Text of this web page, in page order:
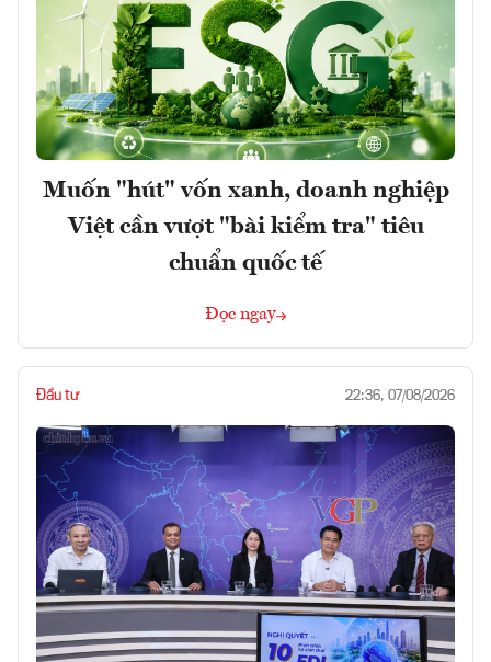
Muốn "hút" vốn xanh, doanh nghiệp
Việt cần vượt "bài kiểm tra" tiêu
chuẩn quốc tế
Đọc ngay
Đầu tư 22:36, 07/08/2026